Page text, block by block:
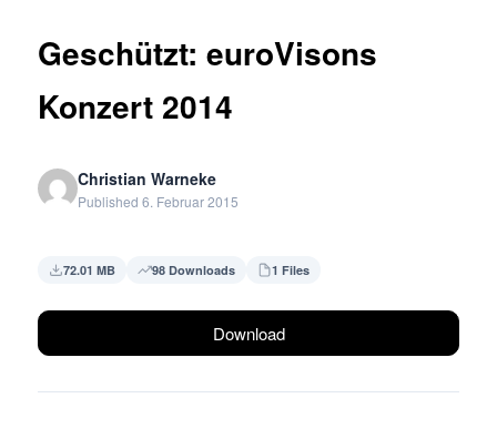
Geschützt: euroVisons
Konzert 2014
Christian Warneke
Published 6. Februar 2015
72.01 MB 98 Downloads 1 Files
Download